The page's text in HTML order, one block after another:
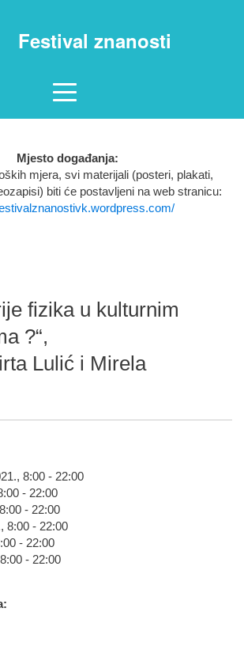
Festival znanosti
Mjesto događanja:
mjera, svi materijali (posteri, plakati,
biti će postavljeni na web stranicu:
fizika u kulturnim
?“,
Lulić i Mirela
8:00 - 22:00
- 22:00
- 22:00
8:00 - 22:00
- 22:00
- 22:00